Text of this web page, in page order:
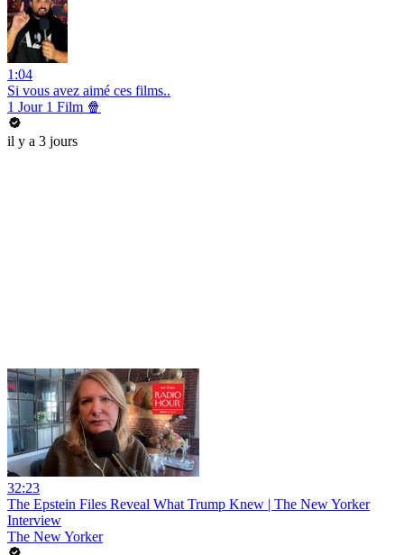
1:04
Si vous avez aimé ces films..
1 Jour 1 Film 🍿
il y a 3 jours
32:23
The Epstein Files Reveal What Trump Knew | The New Yorker
Interview
The New Yorker